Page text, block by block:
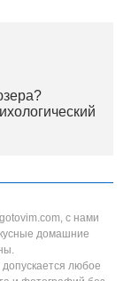
с нами
домашние
любое